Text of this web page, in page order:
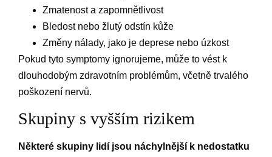
Zmatenost a zapomnětlivost
Bledost nebo žlutý odstín kůže
Změny nálady, jako je deprese nebo úzkost
Pokud tyto symptomy ignorujeme, může to vést k
dlouhodobým zdravotním problémům, včetně trvalého
poškození nervů.
Skupiny s vyšším rizikem
Některé skupiny lidí jsou náchylnější k nedostatku